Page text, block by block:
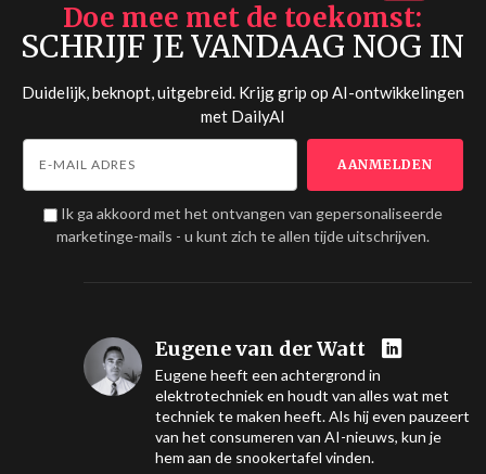
Doe mee met de toekomst
SCHRIJF JE VANDAAG NOG IN
Duidelijk, beknopt, uitgebreid. Krijg grip op AI-ontwikkelingen
met DailyAI
Ik ga akkoord met het ontvangen van gepersonaliseerde
marketinge-mails - u kunt zich te allen tijde uitschrijven.
Eugene van der Watt
Eugene heeft een achtergrond in
elektrotechniek en houdt van alles wat met
techniek te maken heeft. Als hij even pauzeert
van het consumeren van AI-nieuws, kun je
hem aan de snookertafel vinden.